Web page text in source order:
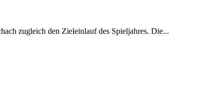
zugleich den Zieleinlauf des Spieljahres. Die...